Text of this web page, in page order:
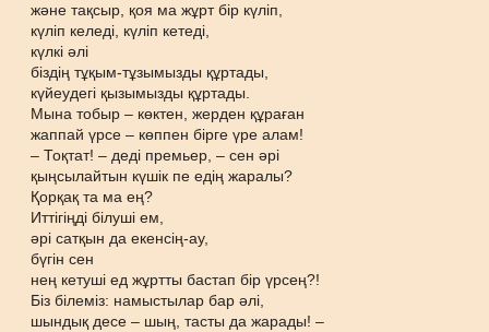
және тақсыр, қоя ма жұрт бір күліп,
күліп келеді, күліп кетеді,
күлкі әлі
біздің тұқым-тұзымызды құртады,
күйеудегі қызымызды құртады.
Мына тобыр – көктен, жерден құраған
жаппай үрсе – көппен бірге үре алам!
– Тоқтат! – деді премьер, – сен әрі
қыңсылайтын күшік пе едің жаралы?
Қорқақ та ма ең?
Иттігіңді білуші ем,
әрі сатқын да екенсің-ау,
бүгін сен
нең кетуші ед жұртты бастап бір үрсең?!
Біз білеміз: намыстылар бар әлі,
шындық десе – шың, тасты да жарады! –